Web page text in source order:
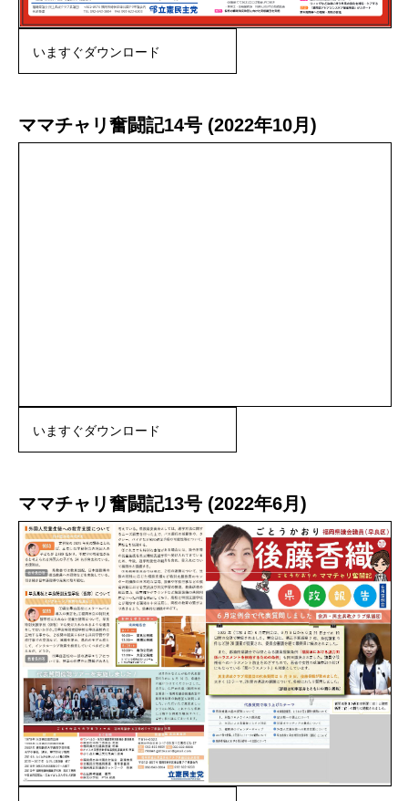
いますぐダウンロード
ママチャリ奮闘記14号 (2022年10月)
いますぐダウンロード
ママチャリ奮闘記13号 (2022年6月)